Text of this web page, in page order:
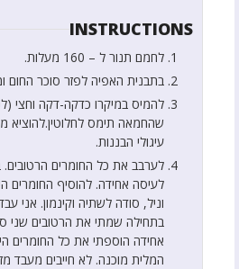
INSTRUCTIONS
לחמם תנור ל – 160 מעלות.
בתבנית האפיה לפזר סוכר החום
להמיס במיקרו כדקה-דקה וחצי
שהחמאה תימס לחלוטין.להוציא
עיגולי הבננות.
לערבב את כל החומרים הרטובים.
לעיסה אחידה. להוסיף החומרים
וניל, סודה לשתיה וקינמון. אני
בתחילה שמתי את הרטובים שני
אחידה הוספתי את כל החומרים
המלית מוכנה. לא חייבים מעבד